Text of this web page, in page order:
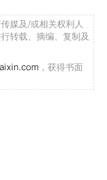
媒及/或相关权利人
转载、摘编、复制及
，获得书面